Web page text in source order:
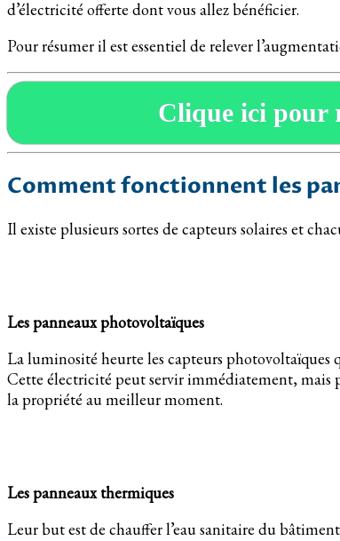
d’électricité offerte dont vous allez bénéficier.
Pour résumer il est essentiel de relever
Clique ici pour
Comment fonctionnent les
Il existe plusieurs sortes de capteurs solaires et
Les panneaux photovoltaïques
La luminosité heurte les capteurs photovoltaïques
Cette électricité peut servir immédiatement, mais
la propriété au meilleur moment.
Les panneaux thermiques
Leur but est de chauffer l’eau sanitaire du